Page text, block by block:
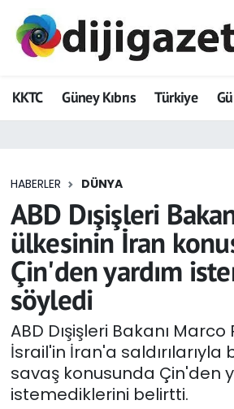
KKTC Güney Kıbrıs Türkiye
HABERLER DÜNYA
ABD Dışişleri
ülkesinin İran
Çin'den yardım
söyledi
ABD Dışişleri Bakanı Marco
İsrail'in İran'a saldırılarıyla
savaş konusunda Çin'den
istemediklerini belirtti.
ADVERTORIAL
Dijigazete
Eğitim
Ekonomi
Foto Galeri
GEZİ
Güncel
Gündem
Hava Durumu
Trafik Durumu
Tüm Manşetler
Son Dakika Haberleri
Haber Arşivi